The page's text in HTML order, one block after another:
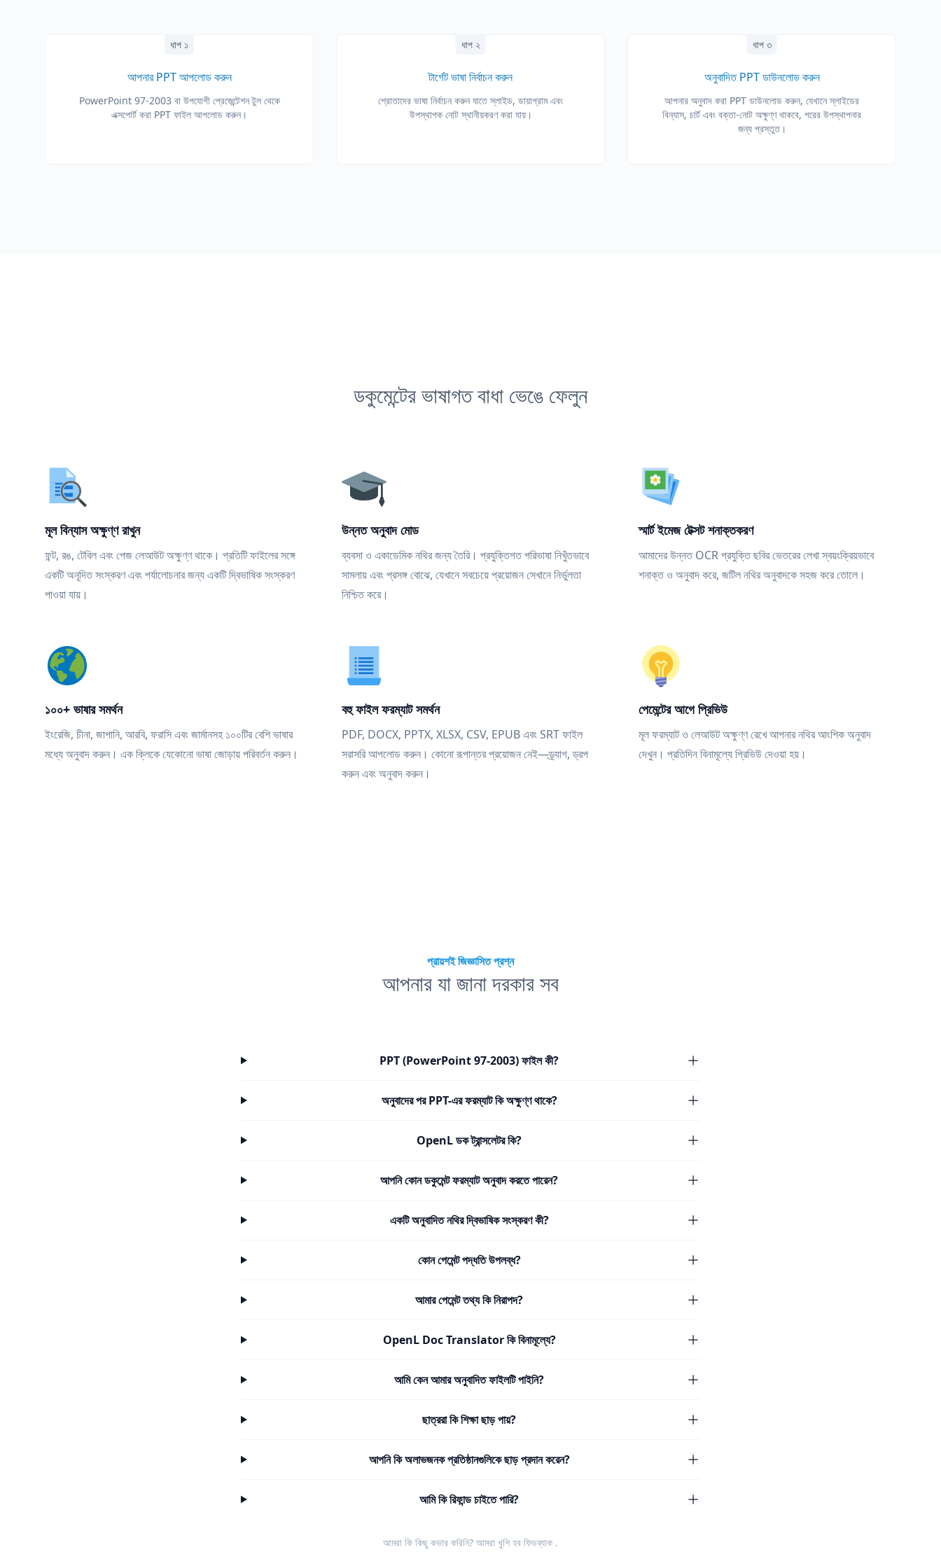
ধাপ ১
আপনার PPT আপলোড করুন
PowerPoint 97-2003 বা উপযোগী প্রেজেন্টেশন টুল থেকে
এক্সপোর্ট করা PPT ফাইল আপলোড করুন।
ধাপ ২
টার্গেট ভাষা নির্বাচন করুন
শ্রোতাদের ভাষা নির্বাচন করুন যাতে স্লাইড, ডায়াগ্রাম এবং
উপস্থাপক নোট স্থানীয়করণ করা যায়।
ধাপ ৩
অনুবাদিত PPT ডাউনলোড করুন
আপনার অনুবাদ করা PPT ডাউনলোড করুন, যেখানে স্লাইডের
বিন্যাস, চার্ট এবং বক্তা-নোট অক্ষুণ্ণ থাকবে, পরের উপস্থাপনার
জন্য প্রস্তুত।
ডকুমেন্টের ভাষাগত বাধা ভেঙে ফেলুন
মূল বিন্যাস অক্ষুণ্ণ রাখুন
ফন্ট, রঙ, টেবিল এবং পেজ লেআউট অক্ষুণ্ণ থাকে। প্রতিটি ফাইলের সঙ্গে
একটি অনূদিত সংস্করণ এবং পর্যালোচনার জন্য একটি দ্বিভাষিক সংস্করণ
পাওয়া যায়।
উন্নত অনুবাদ মোড
ব্যবসা ও একাডেমিক নথির জন্য তৈরি। প্রযুক্তিগত পরিভাষা নিখুঁতভাবে
সামলায় এবং প্রসঙ্গ বোঝে, যেখানে সবচেয়ে প্রয়োজন সেখানে নির্ভুলতা
নিশ্চিত করে।
স্মার্ট ইমেজ টেক্সট শনাক্তকরণ
আমাদের উন্নত OCR প্রযুক্তি ছবির ভেতরের লেখা স্বয়ংক্রিয়ভাবে
শনাক্ত ও অনুবাদ করে, জটিল নথির অনুবাদকে সহজ করে তোলে।
১০০+ ভাষার সমর্থন
ইংরেজি, চীনা, জাপানি, আরবি, ফরাসি এবং জার্মানসহ ১০০টির বেশি ভাষার
মধ্যে অনুবাদ করুন। এক ক্লিকে যেকোনো ভাষা জোড়ায় পরিবর্তন করুন।
বহু ফাইল ফরম্যাট সমর্থন
PDF, DOCX, PPTX, XLSX, CSV, EPUB এবং SRT ফাইল
সরাসরি আপলোড করুন। কোনো রূপান্তর প্রয়োজন নেই—ড্র্যাগ, ড্রপ
করুন এবং অনুবাদ করুন।
পেমেন্টের আগে প্রিভিউ
মূল ফরম্যাট ও লেআউট অক্ষুণ্ণ রেখে আপনার নথির আংশিক অনুবাদ
দেখুন। প্রতিদিন বিনামূল্যে প্রিভিউ দেওয়া হয়।
প্রায়শই জিজ্ঞাসিত প্রশ্ন
আপনার যা জানা দরকার সব
PPT (PowerPoint 97-2003) ফাইল কী?
অনুবাদের পর PPT-এর ফরম্যাট কি অক্ষুণ্ণ থাকে?
OpenL ডক ট্রান্সলেটর কি?
আপনি কোন ডকুমেন্ট ফরম্যাট অনুবাদ করতে পারেন?
একটি অনুবাদিত নথির দ্বিভাষিক সংস্করণ কী?
কোন পেমেন্ট পদ্ধতি উপলব্ধ?
আমার পেমেন্ট তথ্য কি নিরাপদ?
OpenL Doc Translator কি বিনামূল্যে?
আমি কেন আমার অনুবাদিত ফাইলটি পাইনি?
ছাত্ররা কি শিক্ষা ছাড় পায়?
আপনি কি অলাভজনক প্রতিষ্ঠানগুলিকে ছাড় প্রদান করেন?
আমি কি রিফান্ড চাইতে পারি?
আমরা কি কিছু কভার করিনি? আমরা খুশি হব ফিডব্যাক .